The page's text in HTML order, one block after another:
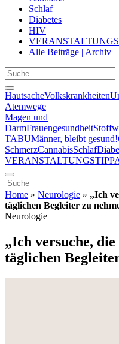
Schlaf
Diabetes
HIV
Alle Beiträge | Archiv
HautsacheVolkskrankheiten
Atemwege
Magen und
DarmFrauengesundheit
TABUMänner, bleibt gesund!
SchmerzCannabisSchlaf
VERANSTALTUNGSTIPP
Home » Neurologie » „Ich
täglichen Begleiter zu
Neurologie
„Ich versuche,
täglichen